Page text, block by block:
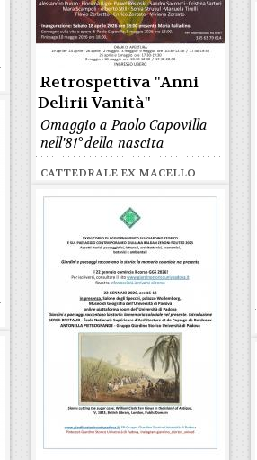
Retrospettiva "Anni
Delirii Vanità"
Omaggio a Paolo Capovilla
nell'81° della nascita
CATTEDRALE EX MACELLO